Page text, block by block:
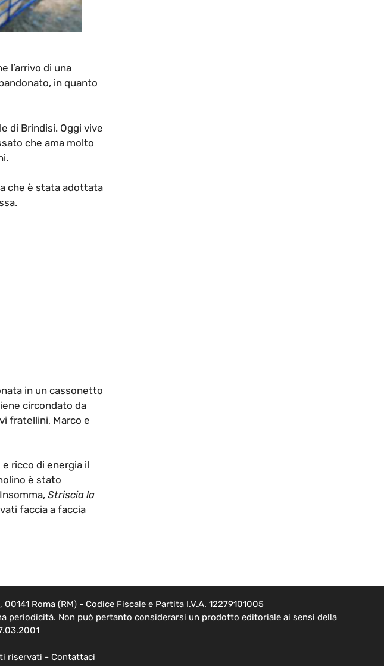
l’arrivo di una
in quanto
di Brindisi. Oggi vive
che ama molto
che è stata adottata
in un cassonetto
circondato da
fratellini, Marco e
ricco di energia il
è stato
Striscia la
faccia a faccia
Roma (RM) - Codice Fiscale e Partita I.V.A. 12279101005
periodicità. Non può pertanto considerarsi un prodotto editoriale ai sensi della
riservati - Contattaci